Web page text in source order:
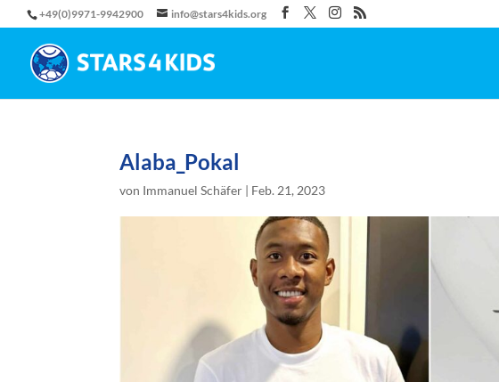
+49(0)9971-9942900 info@stars4kids.org
Alaba_Pokal
von Immanuel Schäfer | Feb. 21, 2023